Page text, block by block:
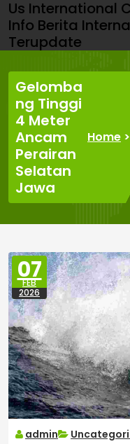
Skip
to
content
Us International
Info Berita
Terupdate
Gelomba
ng Tinggi
4 Meter
Ancam
Perairan
Selatan
Jawa
Home >
07
FEB
2026
admin